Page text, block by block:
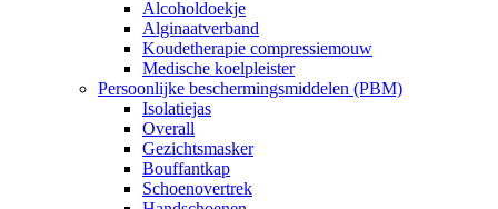
Alcoholdoekje
Alginaatverband
Koudetherapie compressiemouw
Medische koelpleister
Persoonlijke beschermingsmiddelen (PBM)
Isolatiejas
Overall
Gezichtsmasker
Bouffantkap
Schoenovertrek